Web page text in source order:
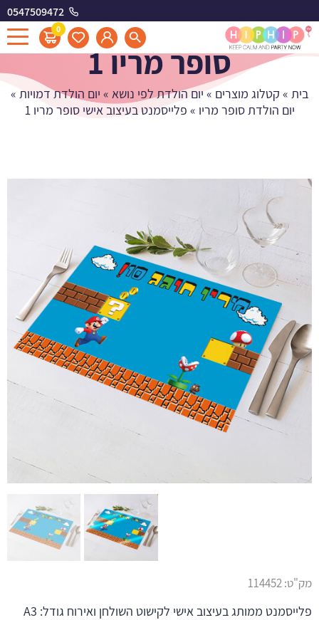
0547509472
0
פלייסמנט בעיצוב אישי
סופר מריו 1
בית » קטלוג מוצרים » יום הולדת לפי נושא » יום הולדת דמויות »
יום הולדת סופר מריו » פלייסמנט בעיצוב אישי סופר מריו 1
מק"ט:114452
פלייסמנט ממותג בעיצוב אישי לקישוט השולחן ואירוח גודל: A3